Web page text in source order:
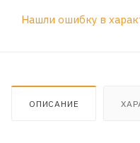
Нашли ошибку в
ОПИСАНИЕ